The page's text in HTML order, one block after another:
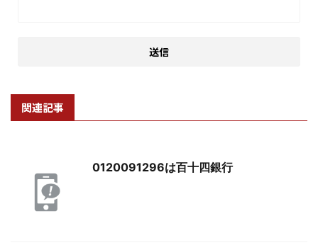
関連記事
0120091296は百十四銀行